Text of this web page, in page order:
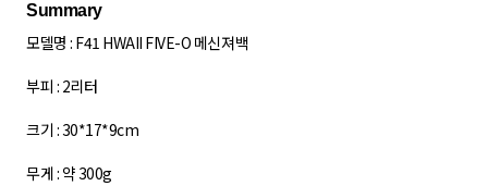
Summary
모델명 : F41 HWAII FIVE-O 메신져백
부피 : 2리터
크기 : 30*17*9cm
무게 : 약 300g